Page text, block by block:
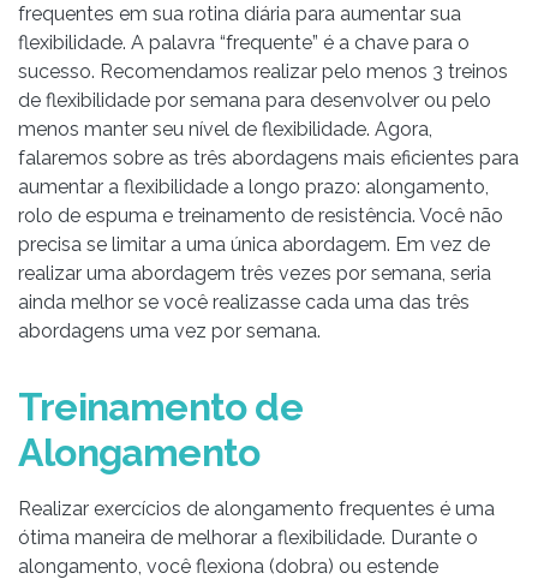
frequentes em sua rotina diária para aumentar sua
flexibilidade. A palavra “frequente” é a chave para o
sucesso. Recomendamos realizar pelo menos 3 treinos
de flexibilidade por semana para desenvolver ou pelo
menos manter seu nível de flexibilidade. Agora,
falaremos sobre as três abordagens mais eficientes para
aumentar a flexibilidade a longo prazo: alongamento,
rolo de espuma e treinamento de resistência. Você não
precisa se limitar a uma única abordagem. Em vez de
realizar uma abordagem três vezes por semana, seria
ainda melhor se você realizasse cada uma das três
abordagens uma vez por semana.
Treinamento de
Alongamento
Realizar exercícios de alongamento frequentes é uma
ótima maneira de melhorar a flexibilidade. Durante o
alongamento, você flexiona (dobra) ou estende